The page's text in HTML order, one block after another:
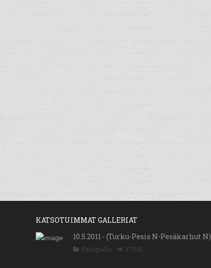
KATSOTUIMMAT GALLERIAT
10.5.2011 - (Turku-Pesis N-Pesäkarhut N)
Pesäpallo 37991